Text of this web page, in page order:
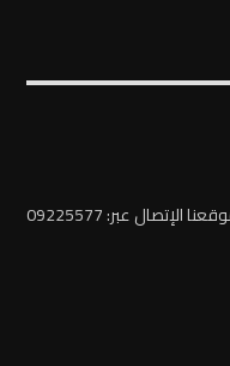
الإتصال عبر: 09225577